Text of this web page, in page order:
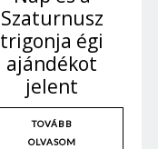
Szaturnusz
trigonja égi
ajándékot
jelent
TOVÁBB
OLVASOM